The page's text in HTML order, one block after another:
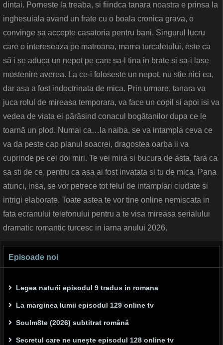
dintai. Porneste la treaba, si fiindca tanara noastra e prinsa la
inghesuiala avand un frate cu o boala cronica grava, o
convinge sa accepte casatoria pentru bani. Singurul lucru
care o intereseaza pe matroana, mama turcaletului, este ca
să i se aduca un nepot pe care sa-l tina in brate si sa-i lase
mostenire averea. La ce-i foloseste un nepot, nu stie nici ea,
dar asa a fost indoctrinata de mica. Prin urmare, tanara va
juca rolul de mireasa temporara, va face un copil si apoi isi va
vedea de viata ei părăsind conacul bogătanilor dupa ce le
toarnă un plod. Numai ca…la naiba, se va intampla ceva ce
va da peste cap planul soacrei, dragostea oarba ii va
cuprinde pe cei doi miri. Te vei mira si bucura de asta, fara ca
sa sti de ce, pentru ca asa ai fost invatata si tu de mica. Pana
atunci, insa, se vor petrece tot felul de intamplari ciudate si
intrigi elaborate. Toate astea te vor tine online nemiscata in
fata ecranului telefonului pentru a te visa mireasa serialului
dramatic romantic turcesc in iarna anului 2026.
Episoade noi
Legea naturii episodul 9 tradus in romana
La marginea lumii episodul 129 online tv
Soulm8te (2026) subtitrat română
Secretul care ne unește episodul 128 online tv